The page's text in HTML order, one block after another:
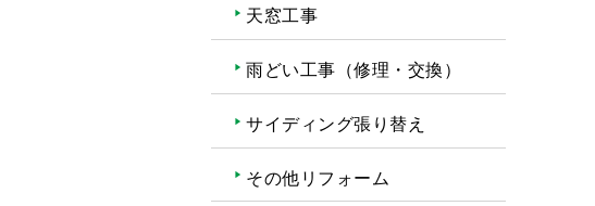
天窓工事
雨どい工事（修理・交換）
サイディング張り替え
その他リフォーム